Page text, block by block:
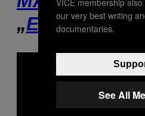
„EMPYREAN
our very best writing
documentaries.
See All